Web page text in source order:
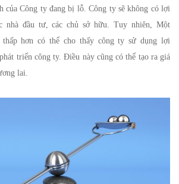
của Công ty đang bị lỗ. Công ty sẽ không có lợi
nhà đầu tư, các chủ sở hữu. Tuy nhiên, Một
thấp hơn có thể cho thấy công ty sử dụng lợi
triển công ty. Điều này cũng có thể tạo ra giá
lai.